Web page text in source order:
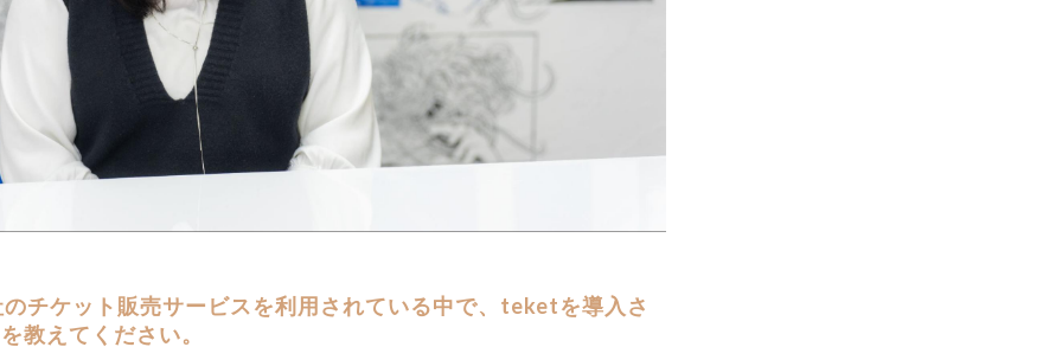
チケット販売サービスを利用されている中で、teketを導入さ
教えてください。